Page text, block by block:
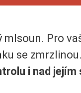
Pro
se
i nad jejím